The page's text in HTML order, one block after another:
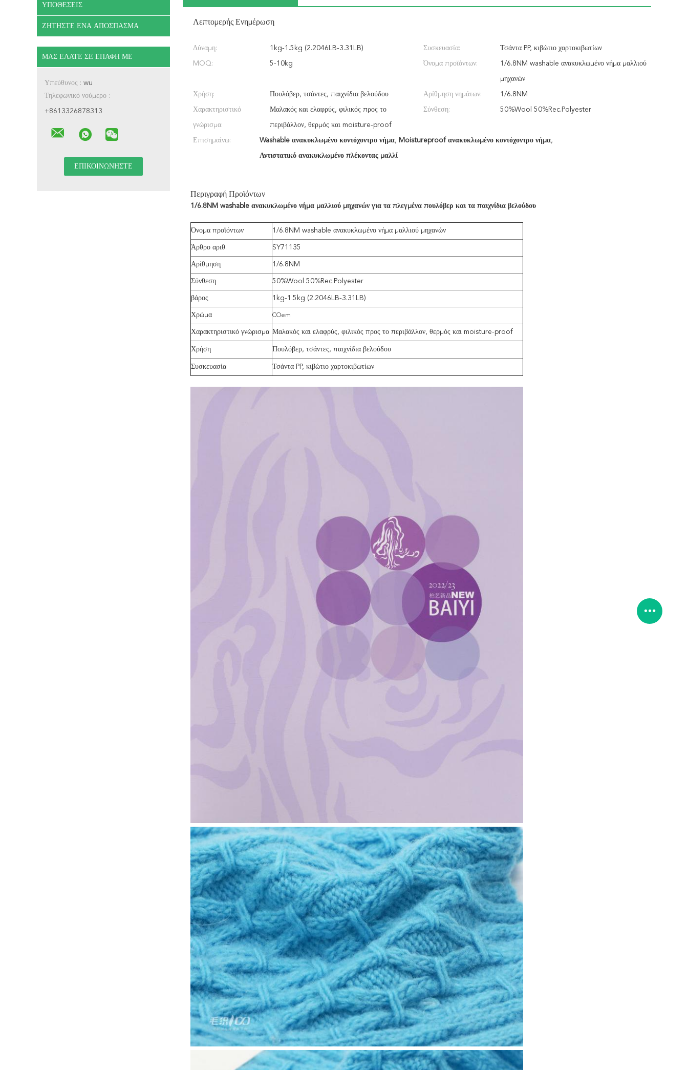
ΥΠΟΘΈΣΕΙΣ
ΖΗΤΉΣΤΕ ΈΝΑ ΑΠΌΣΠΑΣΜΑ
ΜΑΣ ΕΛΆΤΕ ΣΕ ΕΠΑΦΉ ΜΕ
Υπεύθυνος : wu
Τηλεφωνικό νούμερο :
+8613326878313
Λεπτομερής Ενημέρωση
Δύναμη: 1kg-1.5kg (2.2046LB-3.31LB) Συσκευασία: Τσάντα PP, κιβώτιο χαρτοκιβωτίων
MOQ: 5-10kg Όνομα προϊόντων: 1/6.8NM washable ανακυκλωμένο νήμα μαλλιού
μηχανών
Χρήση: Πουλόβερ, τσάντες, παιχνίδια βελούδου Αρίθμηση νημάτων: 1/6.8NM
Χαρακτηριστικό
γνώρισμα:
Μαλακός και ελαφρύς, φιλικός προς το
περιβάλλον, θερμός και moisture-proof
Σύνθεση: 50%Wool 50%Rec.Polyester
Επισημαίνω: Washable ανακυκλωμένο κοντόχοντρο νήμα, Moistureproof ανακυκλωμένο κοντόχοντρο νήμα,
Αντιστατικό ανακυκλωμένο πλέκοντας μαλλί
Περιγραφή Προϊόντων
1/6.8NM washable ανακυκλωμένο νήμα μαλλιού μηχανών για τα πλεγμένα πουλόβερ και τα παιχνίδια βελούδου
Όνομα προϊόντων 1/6.8NM washable ανακυκλωμένο νήμα μαλλιού μηχανών
Άρθρο αριθ. SY71135
Αρίθμηση 1/6.8NM
Σύνθεση 50%Wool 50%Rec.Polyester
βάρος 1kg-1.5kg (2.2046LB-3.31LB)
Χρώμα COem
Χαρακτηριστικό γνώρισμα Μαλακός και ελαφρύς, φιλικός προς το περιβάλλον, θερμός και moisture-proof
Χρήση Πουλόβερ, τσάντες, παιχνίδια βελούδου
Συσκευασία Τσάντα PP, κιβώτιο χαρτοκιβωτίων